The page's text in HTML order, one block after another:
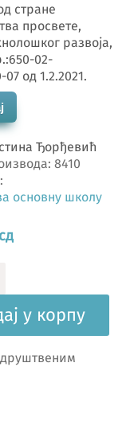
стране
просвете,
развоја,
02-
од 1.2.2021.
Ђорђевић
8410
основну школу
у корпу